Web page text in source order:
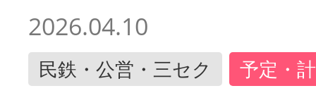
2026.04.10
民鉄・公営・三セク 予定・